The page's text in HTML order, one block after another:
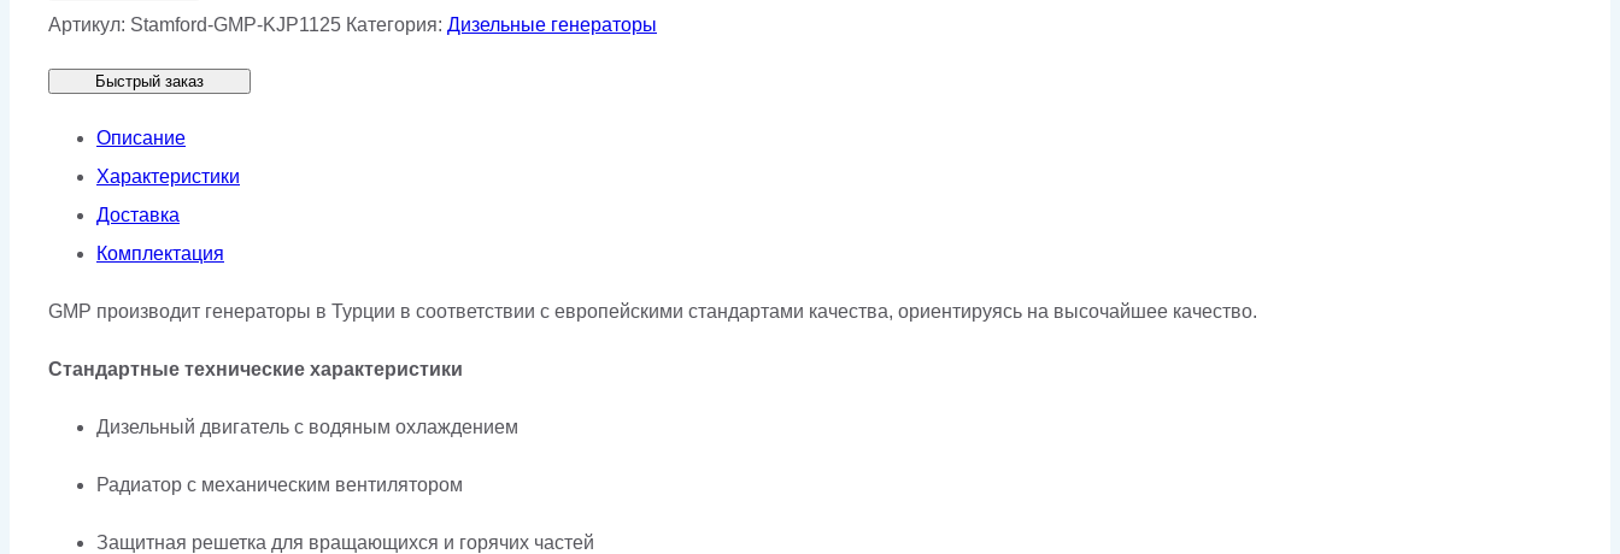
Генератор
GMP
KJP1125
Артикул: Stamford-GMP-KJP1125 Категория: Дизельные генераторы
Быстрый заказ
Описание
Характеристики
Доставка
Комплектация
GMP производит генераторы в Турции в соответствии с европейскими стандартами качества, ориентируясь на высочайшее качество.
Стандартные технические характеристики
Дизельный двигатель с водяным охлаждением
Радиатор с механическим вентилятором
Защитная решетка для вращающихся и горячих частей